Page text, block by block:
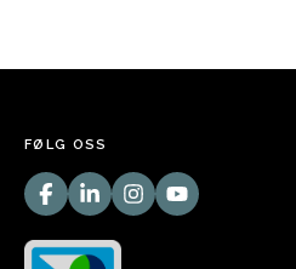
FØLG OSS